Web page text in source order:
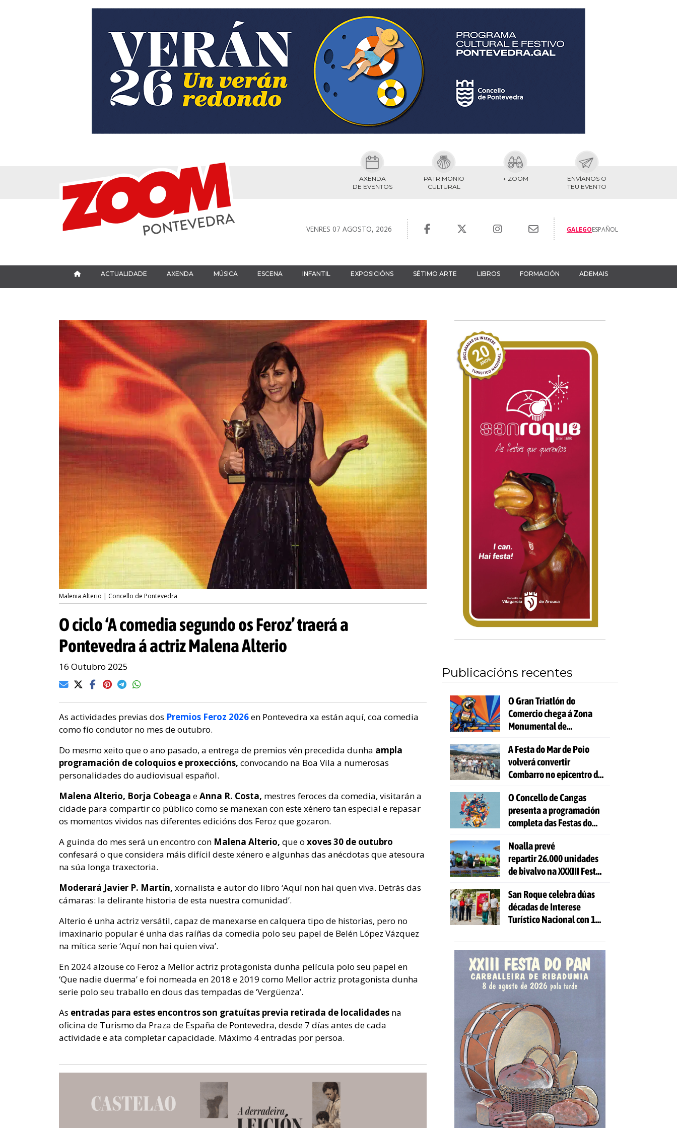
AXENDA
DE EVENTOS
PATRIMONIO
CULTURAL
+ ZOOM
ENVÍANOS O
TEU EVENTO
VENRES 07 AGOSTO, 2026 GALEGOESPAÑOL
ACTUALIDADE AXENDA MÚSICA ESCENA INFANTIL EXPOSICIÓNS SÉTIMO ARTE LIBROS FORMACIÓN ADEMAIS
Malenia Alterio | Concello de Pontevedra
O ciclo ‘A comedia segundo os Feroz’ traerá a
Pontevedra á actriz Malena Alterio
16 Outubro 2025
As actividades previas dos Premios Feroz 2026en Pontevedra xa están aquí, coa comedia
como fío condutor no mes de outubro.
Do mesmo xeito que o ano pasado, a entrega de premios vén precedida dunha ampla
programación de coloquios e proxeccións, convocando na Boa Vila a numerosas
personalidades do audiovisual español.
Malena Alterio, Borja Cobeaga eAnna R. Costa, mestres feroces da comedia, visitarán a
cidade para compartir co público como se manexan con este xénero tan especial e repasar
os momentos vividos nas diferentes edicións dos Feroz que gozaron.
A guinda do mes será un encontro con Malena Alterio, que o xoves 30 de outubro
confesará o que considera máis difícil deste xénero e algunhas das anécdotas que atesoura
na súa longa traxectoria.
Moderará Javier P. Martín, xornalista e autor do libro ‘Aquí non hai quen viva. Detrás das
cámaras: la delirante historia de esta nuestra comunidad’.
Alterio é unha actriz versátil, capaz de manexarse en calquera tipo de historias, pero no
imaxinario popular é unha das raíñas da comedia polo seu papel de Belén López Vázquez
na mítica serie ‘Aquí non hai quien viva’.
En 2024 alzouse co Feroz a Mellor actriz protagonista dunha película polo seu papel en
‘Que nadie duerma’ e foi nomeada en 2018 e 2019 como Mellor actriz protagonista dunha
serie polo seu traballo en dous das tempadas de ‘Vergüenza’.
As entradas para estes encontros son gratuítas previa retirada de localidades na
oficina de Turismo da Praza de España de Pontevedra, desde 7 días antes de cada
actividade e ata completar capacidade. Máximo 4 entradas por persoa.
Publicacións recentes
O Gran Triatlón do
Comercio chega á Zona
Monumental de
A Festa do Mar de Poio
volverá convertir
Combarro no epicentro da
O Concello de Cangas
presenta a programación
completa das Festas do
Noalla prevé
repartir 26.000 unidades
de bivalvo na XXXIII Festa
San Roque celebra dúas
décadas de Interese
Turístico Nacional con 10
actividades gratuítas